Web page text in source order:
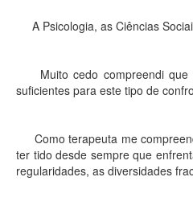
A Psicologia, as Ciências
Muito cedo compreendi que
suficientes para este tipo de
Como terapeuta me
ter tido desde sempre que
regularidades, as diversidades